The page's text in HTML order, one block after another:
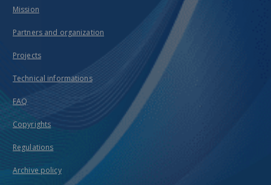
Mission
Partners and organization
Projects
Technical informations
FAQ
Copyrights
Regulations
Archive policy